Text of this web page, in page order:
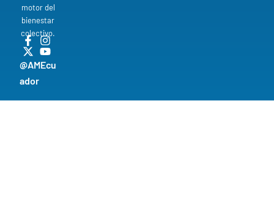
motor del
bienestar
colectivo.
@AMEcu
ador